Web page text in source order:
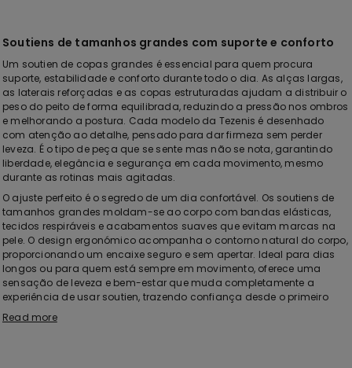
Soutiens de tamanhos grandes com suporte e conforto
Um soutien de copas grandes é essencial para quem procura
suporte, estabilidade e conforto durante todo o dia. As alças largas,
as laterais reforçadas e as copas estruturadas ajudam a distribuir o
peso do peito de forma equilibrada, reduzindo a pressão nos ombros
e melhorando a postura. Cada modelo da Tezenis é desenhado
com atenção ao detalhe, pensado para dar firmeza sem perder
leveza. É o tipo de peça que se sente mas não se nota, garantindo
liberdade, elegância e segurança em cada movimento, mesmo
durante as rotinas mais agitadas.
O ajuste perfeito é o segredo de um dia confortável. Os soutiens de
tamanhos grandes moldam-se ao corpo com bandas elásticas,
tecidos respiráveis e acabamentos suaves que evitam marcas na
pele. O design ergonómico acompanha o contorno natural do corpo,
proporcionando um encaixe seguro e sem apertar. Ideal para dias
longos ou para quem está sempre em movimento, oferece uma
sensação de leveza e bem-estar que muda completamente a
experiência de usar soutien, trazendo confiança desde o primeiro
momento em que é colocado.
Read more